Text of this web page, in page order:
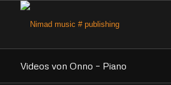
Videos von Onno – Piano